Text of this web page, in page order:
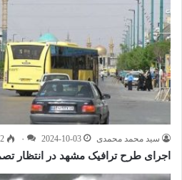
سید محمد محمدی 2024-10-03 ۰
اجرای طرح ترافیک مشهد در انتظار